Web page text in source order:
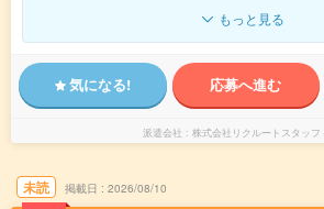
もっと見る
気になる! 応募へ進む
派遣会社 株式会社リクルートスタッフ
未読 掲載日 2026/08/10